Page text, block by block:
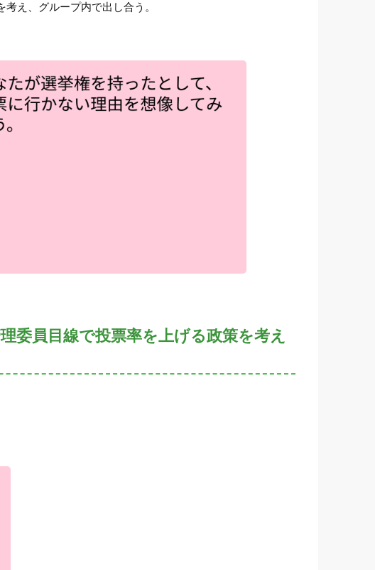
え、グループ内で出し合う。
委員目線で投票率を上げる政策を考え